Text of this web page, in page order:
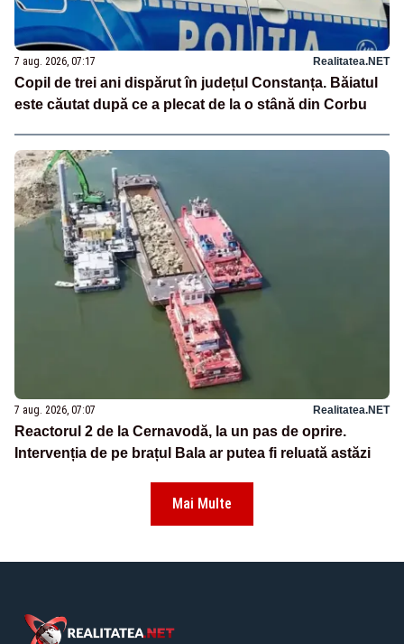
7 aug. 2026, 07:17 Realitatea.NET
Copil de trei ani dispărut în județul Constanța. Băiatul
este căutat după ce a plecat de la o stână din Corbu
7 aug. 2026, 07:07 Realitatea.NET
Reactorul 2 de la Cernavodă, la un pas de oprire.
Intervenția de pe brațul Bala ar putea fi reluată astăzi
Mai Multe